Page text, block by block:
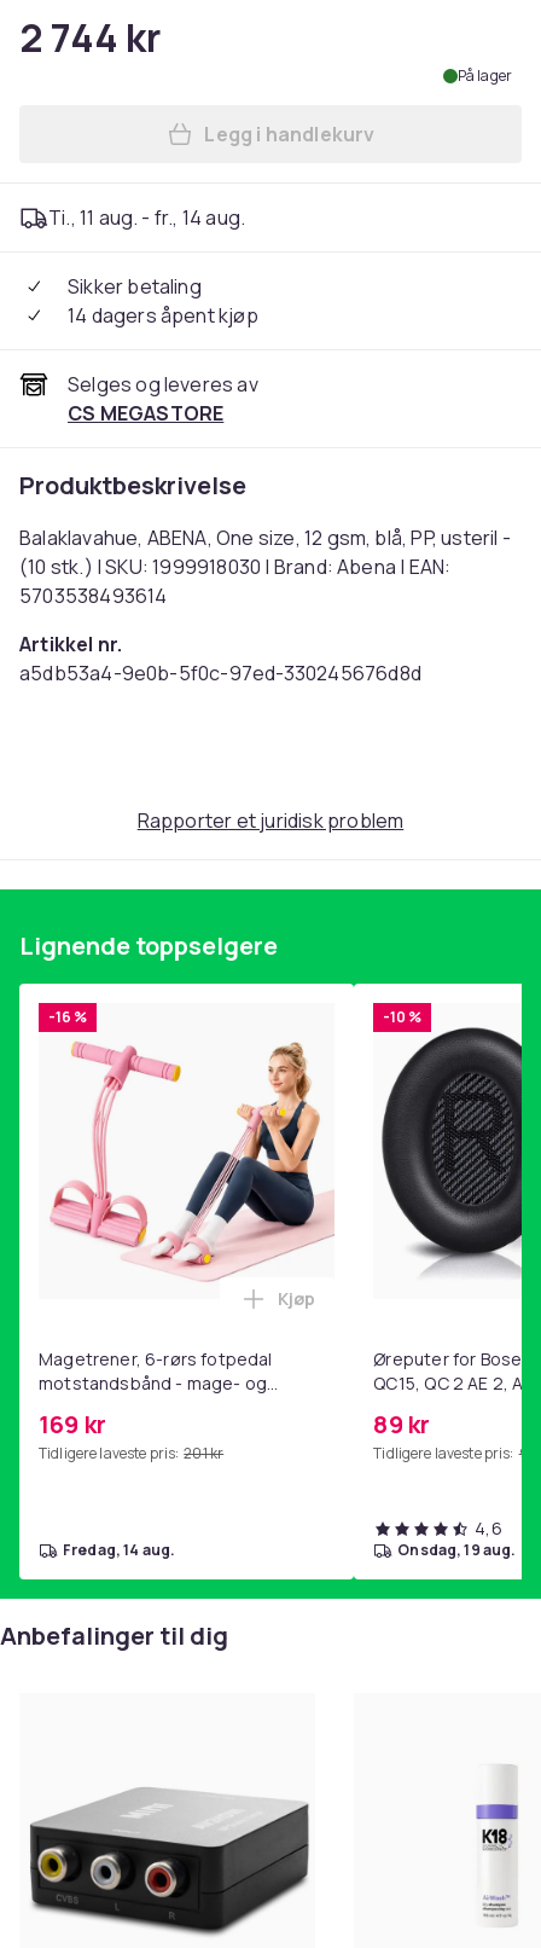
2 744 kr
På lager
Legg Balaklavahue,
Legg i handlekurv
Ti., 11 aug. - fr., 14 aug.
Sikker betaling
14 dagers åpent kjøp
Selges og leveres av
CS MEGASTORE
Produktbeskrivelse
Balaklavahue, ABENA, One size, 12 gsm, blå, PP, usteril -
(10 stk.) | SKU: 1999918030 | Brand: Abena | EAN:
5703538493614
Artikkel nr.
a5db53a4-9e0b-5f0c-97ed-330245676d8d
Rapporter et juridisk problem
Lignende toppselgere
-16 %
Magetrener, 6-rørs fotpedal
motstandsbånd - mage- og
hjemmegymnastikk Pink
169 kr
Tidligere laveste pris: 201 kr
Legg Magetrener, 6-rørs
Kjøp
fredag, 14 aug.
-10 %
Øreputer for Bose
QC15, QC 2 AE 2, AE
89 kr
Tidligere laveste pris: 99
4,6
onsdag, 19 aug.
Anbefalinger til dig